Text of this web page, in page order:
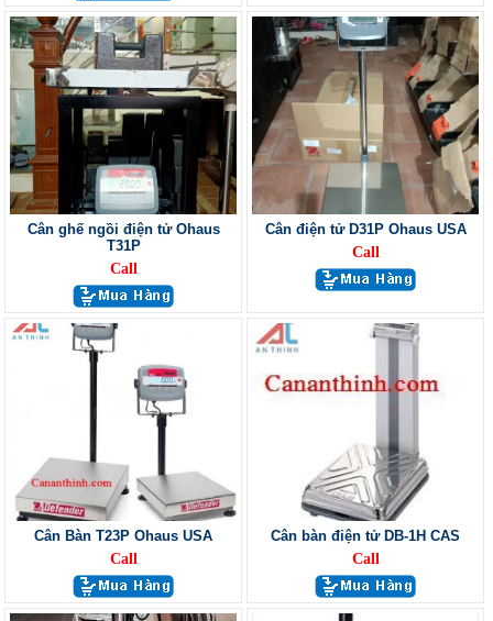
Cân ghế ngồi điện tử Ohaus
T31P
Call
Cân điện tử D31P Ohaus USA
Call
Cân Bàn T23P Ohaus USA
Call
Cân bàn điện tử DB-1H CAS
Call